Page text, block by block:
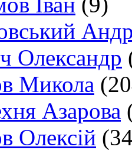
Олександр
Микола
Азарова
Олексій